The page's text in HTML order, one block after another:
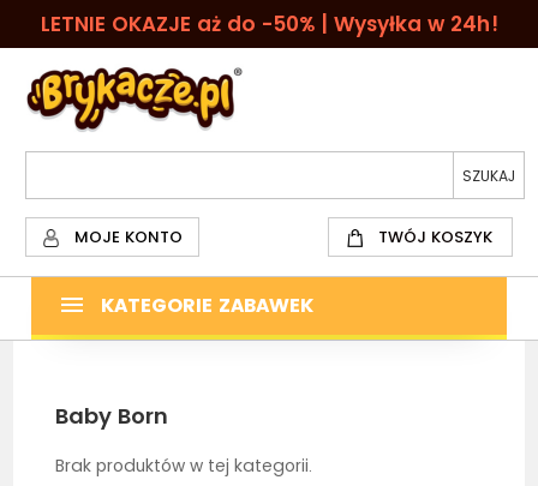
LETNIE OKAZJE aż do -50% | Wysyłka w 24h!
MOJE KONTO TWÓJ KOSZYK
KATEGORIE ZABAWEK
Baby Born
Brak produktów w tej kategorii.